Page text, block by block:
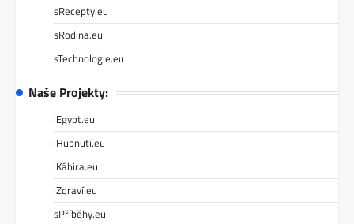
sRecepty.eu
sRodina.eu
sTechnologie.eu
Naše Projekty:
iEgypt.eu
iHubnutí.eu
iKáhira.eu
iZdraví.eu
sPříběhy.eu